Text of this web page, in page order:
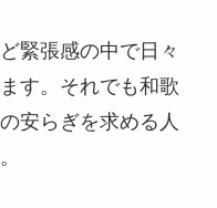
緊張感の中で日々
す。それでも和歌
安らぎを求める人